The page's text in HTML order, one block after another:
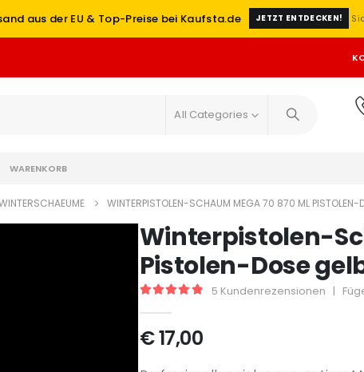
aus der EU & Top-Preise bei Kaufsta.de JETZT ENTDECKEN!
All Categories
WARENKORB
WINTERPISTOLEN-SCHAUM MEGA 70 870 ML PISTOLEN-
Winterpistolen-
Pistolen-Dose
5 Kundenrezensionen |
€17,00